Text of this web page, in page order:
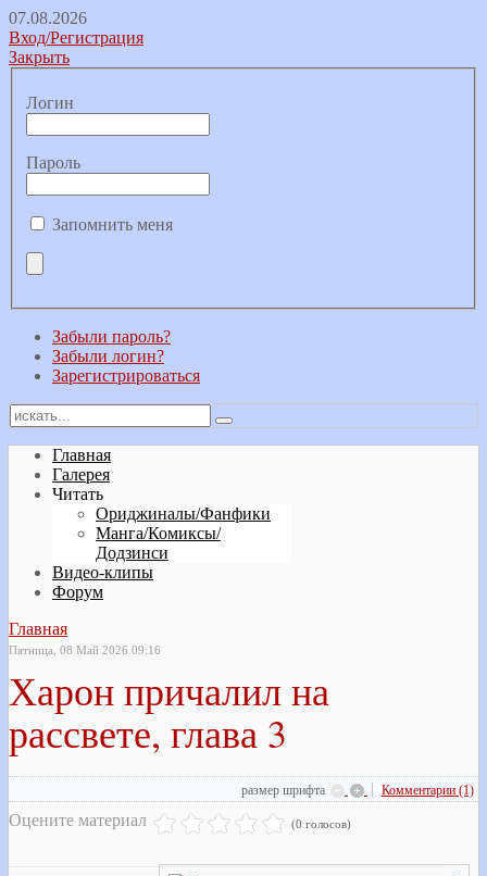
07.08.2026
Вход/Регистрация
Закрыть
Логин
Пароль
Запомнить меня
Забыли пароль?
Забыли логин?
Зарегистрироваться
Главная
Галерея
Читать
Ориджиналы/Фанфики
Манга/Комиксы/
Додзинси
Видео-клипы
Форум
Главная
Пятница, 08 Май 2026 09:16
Харон причалил на
рассвете, глава 3
размер шрифта Комментарии (1)
Оцените материал (0 голосов)